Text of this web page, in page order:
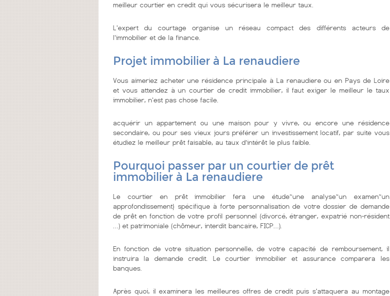
meilleur courtier en credit qui vous sécurisera le meilleur taux.
L'expert du courtage organise un réseau compact des différents acteurs de
l'immobilier et de la finance.
Projet immobilier à La renaudiere
Vous aimeriez acheter une résidence principale à La renaudiere ou en Pays de Loire
et vous attendez à un courtier de credit immobilier, il faut exiger le meilleur le taux
immobilier, n'est pas chose facile.
acquérir un appartement ou une maison pour y vivre, ou encore une résidence
secondaire, ou pour ses vieux jours préférer un investissement locatif, par suite vous
étudiez le meilleur prêt faisable, au taux d’intérêt le plus faible.
Pourquoi passer par un courtier de prêt
immobilier à La renaudiere
Le courtier en prêt immobilier fera une étude~une analyse~un examen~un
approfondissement} spécifique à forte personnalisation de votre dossier de demande
de prêt en fonction de votre profil personnel (divorcé, étranger, expatrié non-résident
…) et patrimoniale (chômeur, interdit bancaire, FICP…).
En fonction de votre situation personnelle, de votre capacité de remboursement, il
instruira la demande credit. Le courtier immobilier et assurance comparera les
banques.
Après quoi, il examinera les meilleures offres de credit puis s'attaquera au montage